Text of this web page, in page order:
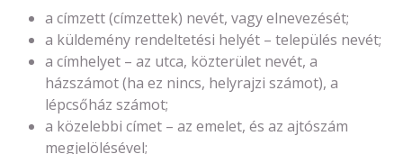
a címzett (címzettek) nevét, vagy elnevezését;
a küldemény rendeltetési helyét – település nevét;
a címhelyet – az utca, közterület nevét, a
házszámot (ha ez nincs, helyrajzi számot), a
lépcsőház számot;
a közelebbi címet – az emelet, és az ajtószám
megjelölésével;